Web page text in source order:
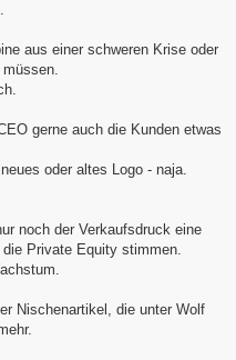
aus einer schweren Krise oder
müssen.
gerne auch die Kunden etwas
oder altes Logo - naja.
noch der Verkaufsdruck eine
Private Equity stimmen.
Nischenartikel, die unter Wolf